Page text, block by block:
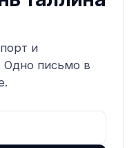
и
Одно письмо в